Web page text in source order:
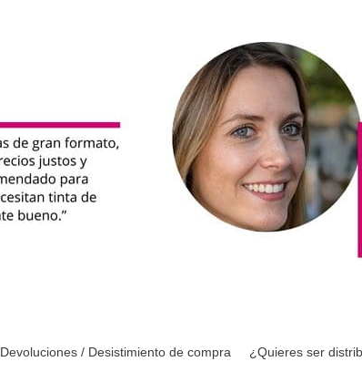
Devoluciones / Desistimiento de compra ¿Quieres ser